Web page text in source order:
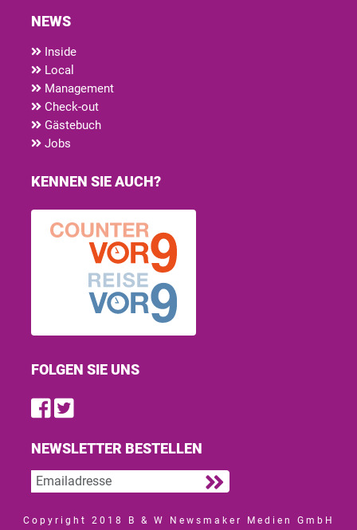
NEWS
Inside
Local
Management
Check-out
Gästebuch
Jobs
KENNEN SIE AUCH?
FOLGEN SIE UNS
Find us on Facebook
Follow us on Twitter
NEWSLETTER BESTELLEN
Copyright 2018 B & W Newsmaker Medien GmbH